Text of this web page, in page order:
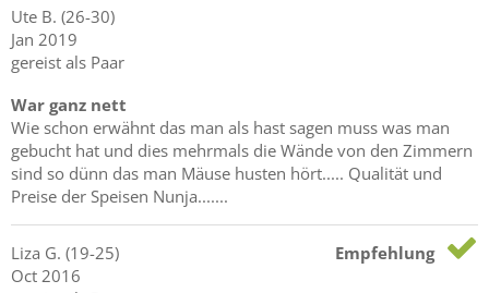
Ute B. (26-30)
Jan 2019
gereist als Paar
War ganz nett
Wie schon erwähnt das man als hast sagen muss was man
gebucht hat und dies mehrmals die Wände von den Zimmern
sind so dünn das man Mäuse husten hört..... Qualität und
Preise der Speisen Nunja.......
Liza G. (19-25)
Oct 2016
Empfehlung